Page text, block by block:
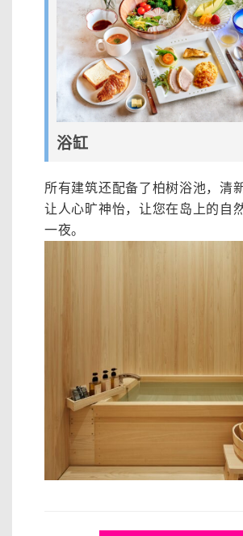
浴缸
所有建筑还配备了柏树浴池，清
让人心旷神怡，让您在岛上的自
一夜。